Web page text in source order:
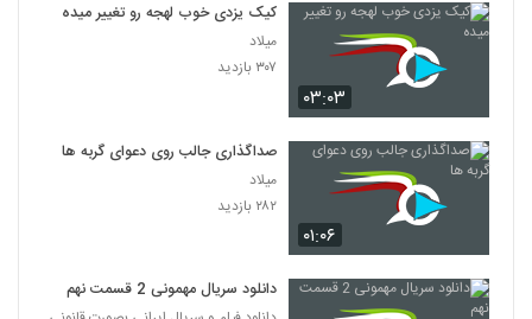
۰۳:۰۳
کیک یزدی خوب لهجه رو تغییر میده
میلاد
۳۰۷ بازدید
۰۱:۰۶
صداگذاری جالب روی دعوای گربه ها
میلاد
۲۸۲ بازدید
دانلود سریال مهمونی 2 قسمت نهم